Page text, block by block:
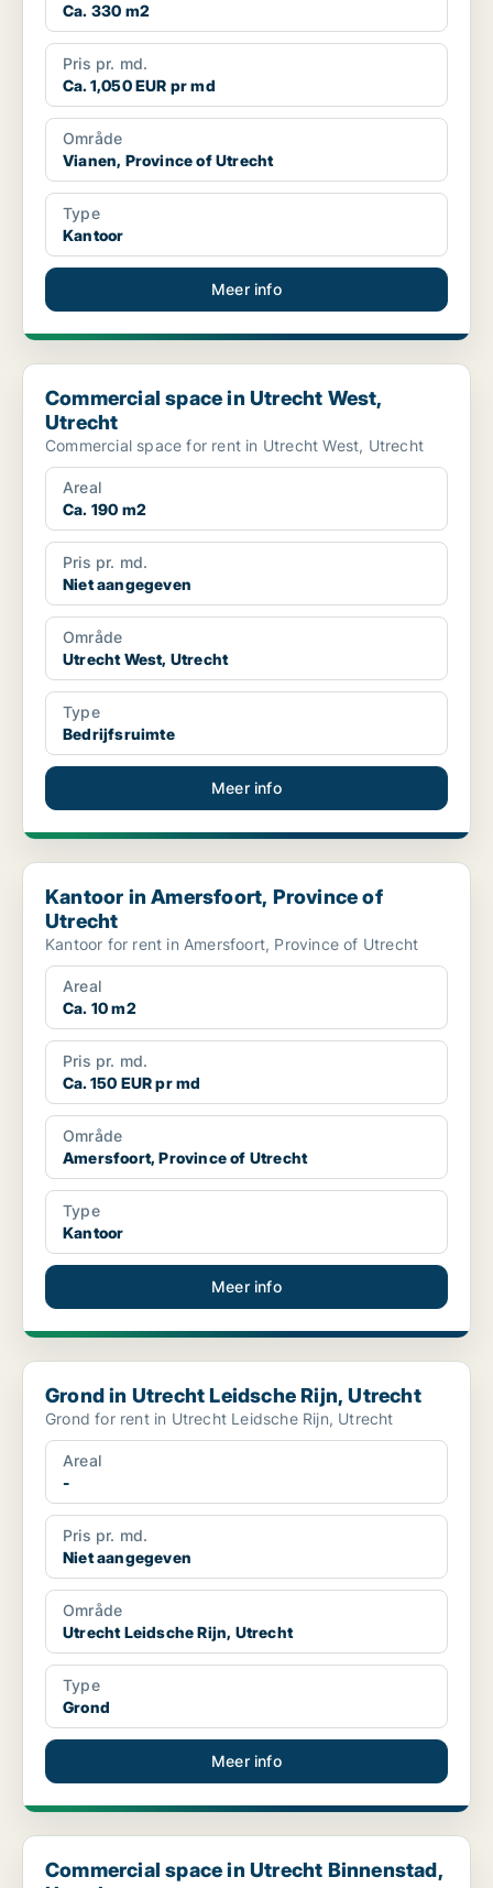
Ca. 330 m2
Pris pr. md.
Ca. 1,050 EUR pr md
Område
Vianen, Province of Utrecht
Type
Kantoor
Meer info
Commercial space in Utrecht West, Utrecht
Commercial space in Utrecht West,
Utrecht
Commercial space for rent in Utrecht West, Utrecht
Areal
Ca. 190 m2
Pris pr. md.
Niet aangegeven
Område
Utrecht West, Utrecht
Type
Bedrijfsruimte
Meer info
Kantoor in Amersfoort, Province of Utrecht
Kantoor in Amersfoort, Province of
Utrecht
Kantoor for rent in Amersfoort, Province of Utrecht
Areal
Ca. 10 m2
Pris pr. md.
Ca. 150 EUR pr md
Område
Amersfoort, Province of Utrecht
Type
Kantoor
Meer info
Grond in Utrecht Leidsche Rijn, Utrecht
Grond in Utrecht Leidsche Rijn, Utrecht
Grond for rent in Utrecht Leidsche Rijn, Utrecht
Areal
-
Pris pr. md.
Niet aangegeven
Område
Utrecht Leidsche Rijn, Utrecht
Type
Grond
Meer info
Commercial space in Utrecht Binnenstad, Utrecht
Commercial space in Utrecht Binnenstad,